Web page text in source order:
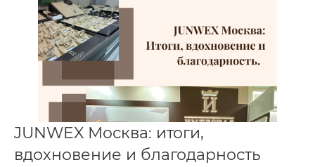
JUNWEX Москва: итоги,
вдохновение и благодарность